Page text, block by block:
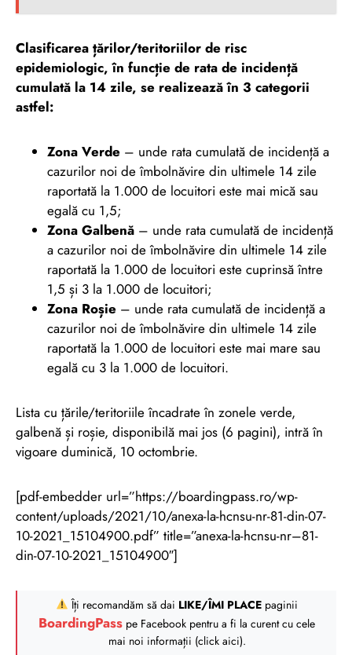
Clasificarea țărilor/teritoriilor de risc
epidemiologic, în funcție de rata de incidență
cumulată la 14 zile, se realizează în 3 categorii
astfel:
Zona Verde – unde rata cumulată de incidență a
cazurilor noi de îmbolnăvire din ultimele 14 zile
raportată la 1.000 de locuitori este mai mică sau
egală cu 1,5;
Zona Galbenă – unde rata cumulată de incidență
a cazurilor noi de îmbolnăvire din ultimele 14 zile
raportată la 1.000 de locuitori este cuprinsă între
1,5 și 3 la 1.000 de locuitori;
Zona Roșie – unde rata cumulată de incidență a
cazurilor noi de îmbolnăvire din ultimele 14 zile
raportată la 1.000 de locuitori este mai mare sau
egală cu 3 la 1.000 de locuitori.
Lista cu țările/teritoriile încadrate în zonele verde,
galbenă și roșie, disponibilă mai jos (6 pagini), intră în
vigoare duminică, 10 octombrie.
[pdf-embedder url=”https://boardingpass.ro/wp-
content/uploads/2021/10/anexa-la-hcnsu-nr-81-din-07-
10-2021_15104900.pdf” title=”anexa-la-hcnsu-nr–81-
din-07-10-2021_15104900″]
Îți recomandăm să dai LIKE/ÎMI PLACEpaginii
BoardingPass pe Facebook pentru a fi la curent cu cele
mai noi informații (click aici).